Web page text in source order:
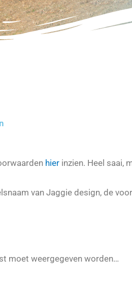
hier inzien. Heel saai,
van Jaggie design, de
moet weergegeven worden…